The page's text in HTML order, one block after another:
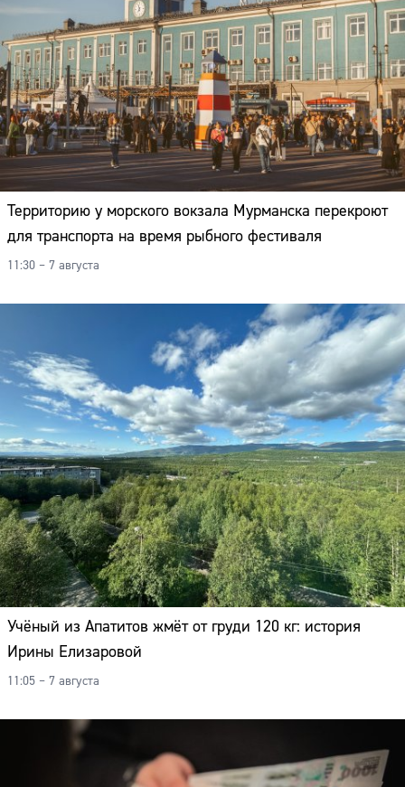
Территорию у морского вокзала Мурманска перекроют
для транспорта на время рыбного фестиваля
11:30 – 7 августа
Учёный из Апатитов жмёт от груди 120 кг: история
Ирины Елизаровой
11:05 – 7 августа